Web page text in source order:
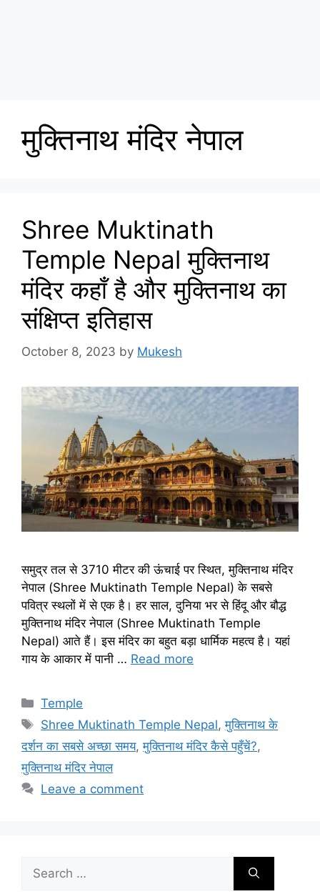
मुक्तिनाथ मंदिर नेपाल
Shree Muktinath
Temple Nepal मुक्तिनाथ
मंदिर कहाँ है और मुक्तिनाथ का
संक्षिप्त इतिहास
October 8, 2023 by Mukesh
समुद्र तल से 3710 मीटर की ऊंचाई पर स्थित, मुक्तिनाथ मंदिर
नेपाल (Shree Muktinath Temple Nepal) के सबसे
पवित्र स्थलों में से एक है। हर साल, दुनिया भर से हिंदू और बौद्ध
मुक्तिनाथ मंदिर नेपाल (Shree Muktinath Temple
Nepal) आते हैं। इस मंदिर का बहुत बड़ा धार्मिक महत्व है। यहां
गाय के आकार में पानी … Read more
Categories
Temple
Tags
Shree Muktinath Temple Nepal,मुक्तिनाथ के
दर्शन का सबसे अच्छा समय,मुक्तिनाथ मंदिर कैसे पहुँचें?,
मुक्तिनाथ मंदिर नेपाल
Leave a comment
for: